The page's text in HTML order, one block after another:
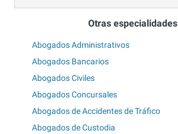
Otras especialidades
Abogados Administrativos
Abogados Bancarios
Abogados Civiles
Abogados Concursales
Abogados de Accidentes de Tráfico
Abogados de Custodia